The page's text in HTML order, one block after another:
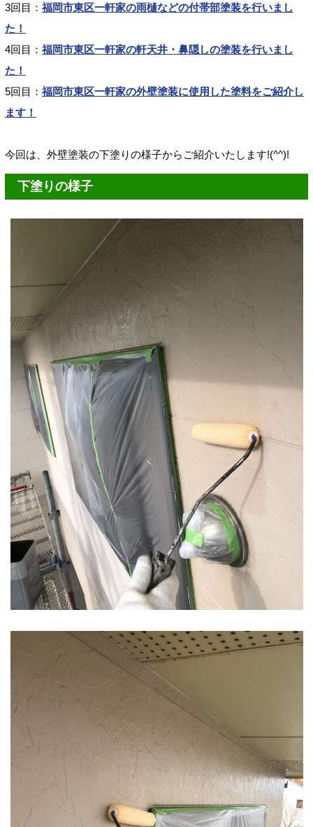
3回目： 福岡市東区一軒家の雨樋などの付帯部塗装を行いまし
た！
4回目： 福岡市東区一軒家の軒天井・鼻隠しの塗装を行いまし
た！
5回目： 福岡市東区一軒家の外壁塗装に使用した塗料をご紹介し
ます！
今回は、外壁塗装の下塗りの様子からご紹介いたします!(^^)!
下塗りの様子